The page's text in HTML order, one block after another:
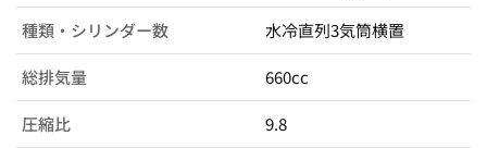
種類・シリンダー数 水冷直列3気筒横置
総排気量 660cc
圧縮比 9.8